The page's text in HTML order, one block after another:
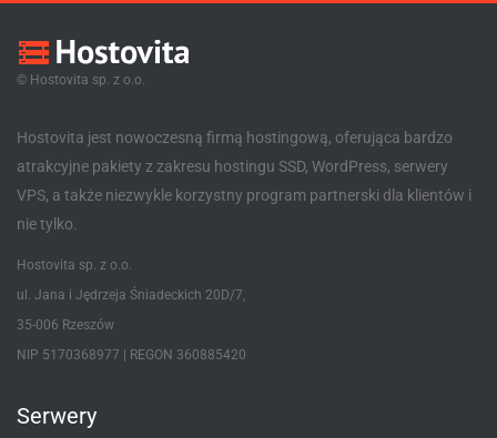
© Hostovita sp. z o.o.
Hostovita jest nowoczesną firmą hostingową, oferująca bardzo
atrakcyjne pakiety z zakresu hostingu SSD, WordPress, serwery
VPS, a także niezwykle korzystny program partnerski dla klientów i
nie tylko.
Hostovita sp. z o.o.
ul. Jana i Jędrzeja Śniadeckich 20D/7,
35-006 Rzeszów
NIP 5170368977 | REGON 360885420
Serwery